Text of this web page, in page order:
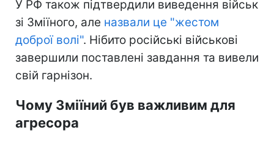
У РФ також підтвердили виведення військ
зі Зміїного, але назвали це "жестом
доброї волі". Нібито російські військові
завершили поставлені завдання та вивели
свій гарнізон.
Чому Зміїний був важливим для
агресора